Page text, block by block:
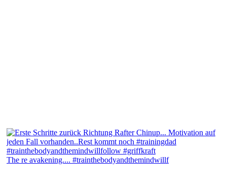
The re avakening.... #trainthebodyandthemindwillf